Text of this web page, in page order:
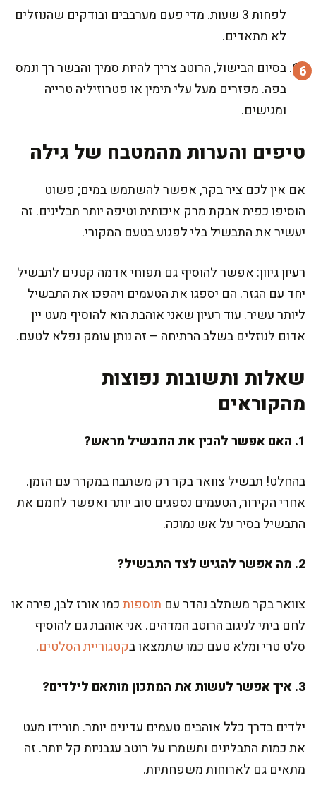
לפחות 3 שעות. מדי פעם מערבבים ובודקים שהנוזלים
לא מתאדים.
בסיום הבישול, הרוטב צריך להיות סמיך והבשר רך ונמס
בפה. מפזרים מעל עלי תימין או פטרוזיליה טרייה
ומגישים.
טיפים והערות מהמטבח של גילה
אם אין לכם ציר בקר, אפשר להשתמש במים; פשוט
הוסיפו כפית אבקת מרק איכותית וטיפה יותר תבלינים. זה
יעשיר את התבשיל בלי לפגוע בטעם המקורי.
רעיון גיוון: אפשר להוסיף גם תפוחי אדמה קטנים לתבשיל
יחד עם הגזר. הם יספגו את הטעמים ויהפכו את התבשיל
ליותר עשיר. עוד רעיון שאני אוהבת הוא להוסיף מעט יין
אדום לנוזלים בשלב הרתיחה – זה נותן עומק נפלא לטעם.
שאלות ותשובות נפוצות
מהקוראים
1. האם אפשר להכין את התבשיל מראש?
בהחלט! תבשיל צוואר בקר רק משתבח במקרר עם הזמן.
אחרי הקירור, הטעמים נספגים טוב יותר ואפשר לחמם את
התבשיל בסיר על אש נמוכה.
2. מה אפשר להגיש לצד התבשיל?
צוואר בקר משתלב נהדר עם תוספותכמו אורז לבן, פירה או
לחם ביתי לניגוב הרוטב המדהים. אני אוהבת גם להוסיף
סלט טרי ומלא טעם כמו שתמצאו בקטגוריית הסלטים.
3. איך אפשר לעשות את המתכון מותאם לילדים?
ילדים בדרך כלל אוהבים טעמים עדינים יותר. תורידו מעט
את כמות התבלינים ותשמרו על רוטב עגבניות קל יותר. זה
מתאים גם לארוחות משפחתיות.